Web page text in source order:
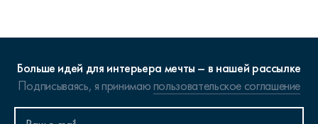
Больше идей для интерьера мечты – в нашей рассылке
Подписываясь, я принимаюпользовательское соглашение